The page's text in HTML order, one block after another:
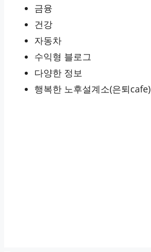
금융
건강
자동차
수익형 블로그
다양한 정보
행복한 노후설계소(은퇴cafe)